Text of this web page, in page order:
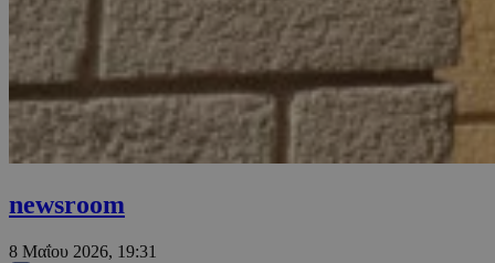
newsroom
8 Μαΐου 2026, 19:31